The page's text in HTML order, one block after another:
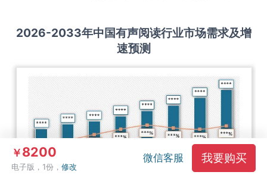
2026-2033年中国有声阅读行业市场需求及增
速预测
￥8200
电子版，1份，修改
微信客服 我要购买